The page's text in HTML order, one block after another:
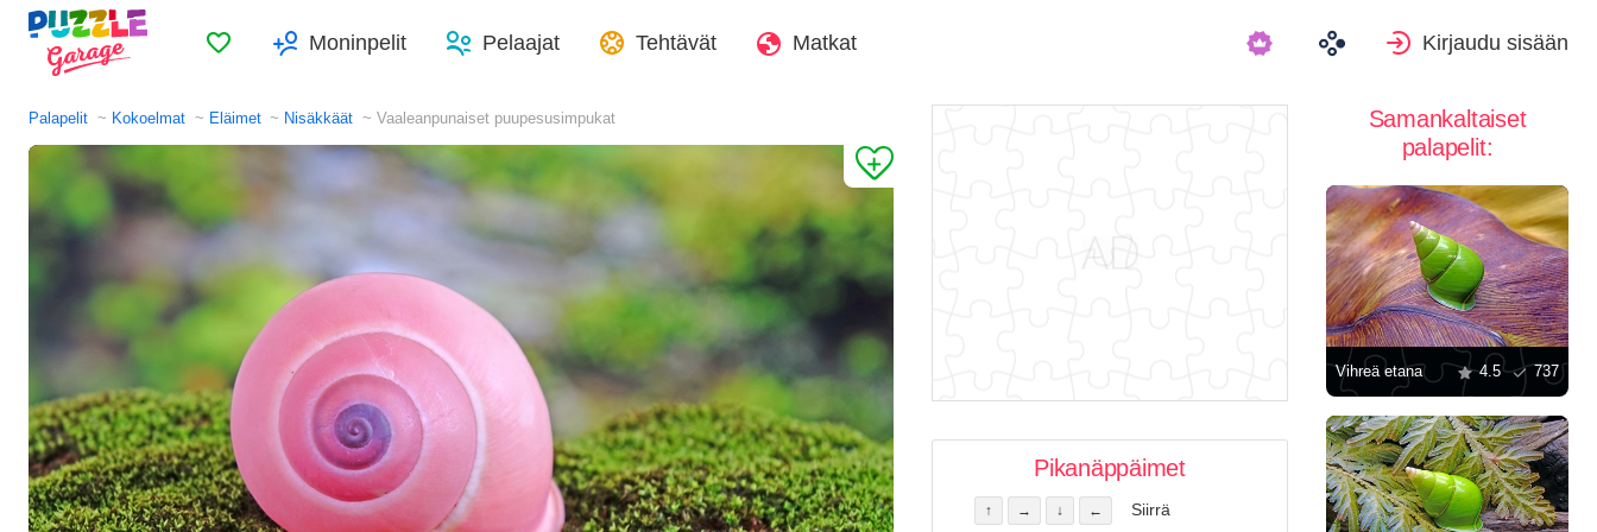
Suosikit Moninpelit Pelaajat Tehtävät Matkat Kirjaudu sisään
Palapelit Kokoelmat Eläimet Nisäkkäät Vaaleanpunaiset puupesusimpukat
Pikanäppäimet
↑ → ↓ ← Siirrä
Samankaltaiset
palapelit:
Vihreä etana 4.5 737